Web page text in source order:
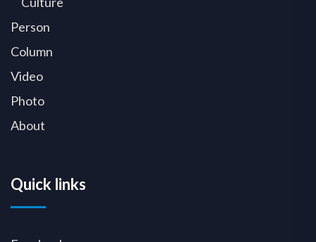
Person
Column
Video
Photo
About
Quick links